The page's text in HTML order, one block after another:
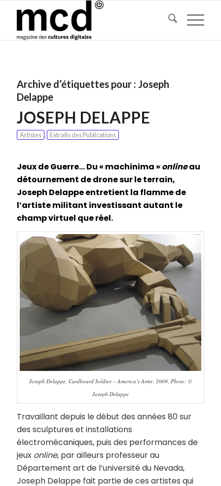
Archive d’étiquettes pour : Joseph
Delappe
JOSEPH DELAPPE
Artistes , Extraits des Publications
Jeux de Guerre… Du « machinima » onlineau
détournement de drone sur le terrain,
Joseph Delappe entretient la flamme de
l’artiste militant investissant autant le
champ virtuel que réel.
Joseph Delappe, Cardboard Soldier – America’s Army, 2009. Photo: ©
Joseph Delappe
Travaillant depuis le début des années 80 sur
des sculptures et installations
électromécaniques, puis des performances de
jeux online, par ailleurs professeur au
Département art de l’université du Nevada,
Joseph Delappe fait partie de ces artistes qui